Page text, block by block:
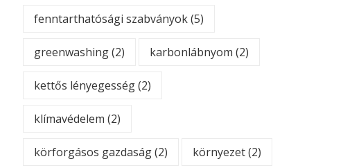
fenntarthatósági szabványok(5)
greenwashing(2) karbonlábnyom (2)
kettős lényegesség(2)
klímavédelem (2)
körforgásos gazdaság(2) környezet(2)